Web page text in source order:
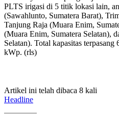
PLTS irigasi di 5 titik lokasi lain,
(Sawahlunto, Sumatera Barat),
Tanjung Raja (Muara Enim,
(Muara Enim, Sumatera Selatan),
Selatan). Total kapasitas
kWp. (rls)
Artikel ini telah dibaca 8 kali
Headline